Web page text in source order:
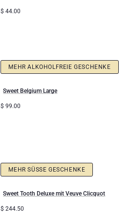
$ 44.00
MEHR ALKOHOLFREIE GESCHENKE
Sweet Belgium Large
$ 99.00
MEHR SÜSSE GESCHENKE
Sweet Tooth Deluxe mit Veuve Clicquot
$ 244.50